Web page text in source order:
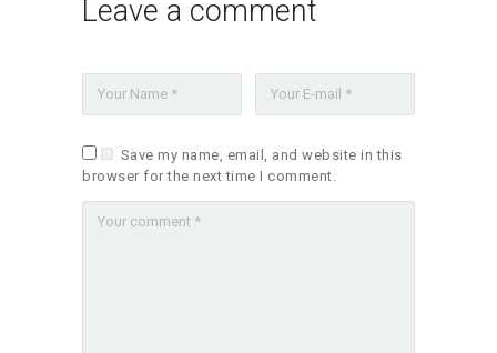
Leave a comment
Save my name, email, and website in this
browser for the next time I comment.